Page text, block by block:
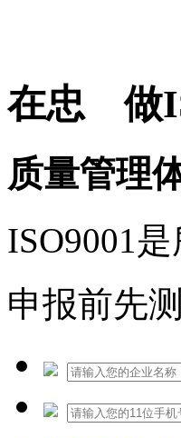
在忠 做
质量管理
ISO9001
申报前先